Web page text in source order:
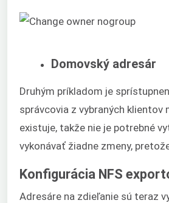
Domovský adresár
Druhým príkladom je
správcovia z vybraných
existuje, takže nie je potrebné
vykonávať žiadne zmeny,
Konfigurácia NFS
Adresáre na zdieľanie sú teraz